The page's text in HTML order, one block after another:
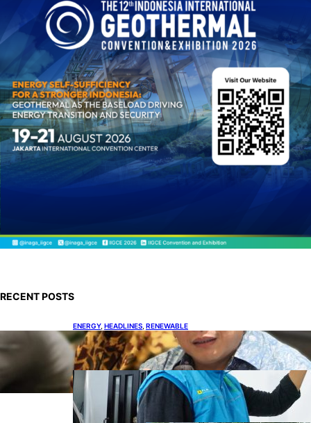
RECENT POSTS
ENERGY, HEADLINES RENEWABLE
IESR: Kepemimpinan Terpadu jadi Kunci
Percepatan PLTS 100 GW
ENERGY, HEADLINES POWER
Ada 21.865 Pelanggan Baru
Gunakan Home Charging
Services PLN
ENERGY , HEADLINES